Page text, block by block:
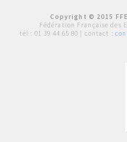
Copyright © 2015
Fédération Française des
tél : 01 39 44 65 80 | contact :